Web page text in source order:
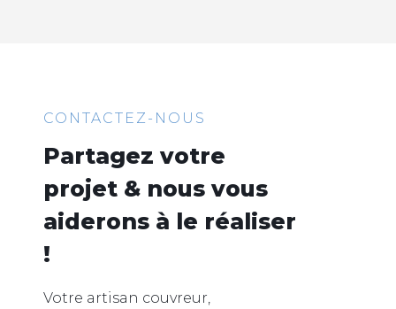
CONTACTEZ-NOUS
Partagez votre
projet & nous vous
aiderons à le réaliser
!
Votre artisan couvreur,